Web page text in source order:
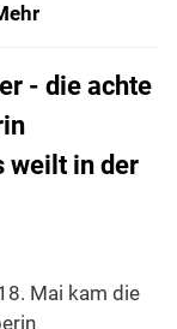
- die achte
weilt in der
Mai kam die